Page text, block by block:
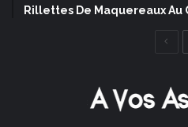
Rillettes De Maquereaux Au